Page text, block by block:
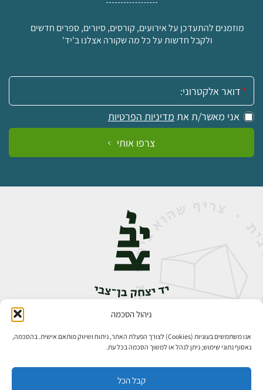
ניהול הסכמה
אנו משתמשים בעוגיות (Cookies) לצורך הפעלת האתר, ניתוח ושיווק מותאם אישית. בהסכמה,
נאסוף נתוני שימוש; ניתן לנהל או למשוך הסכמה בכל עת.
קבל הכל
מוזמנים להתעדכן על אירועים, קורסים, סיורים, ספרים חדשים
ולקבל חדשות על כל מה שקורה אצלנו ב'יד'
אימייל:
אני מאשר/ת את מדיניות הפרטיות
צרפו אותי
אבן גבירול 14, רחביה, ירושלים